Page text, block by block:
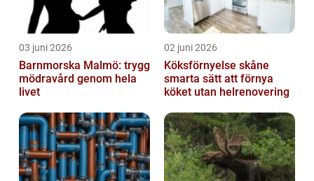
03 juni 2026
Barnmorska Malmö: trygg
mödravård genom hela
livet
02 juni 2026
Köksförnyelse skåne
smarta sätt att förnya
köket utan helrenovering